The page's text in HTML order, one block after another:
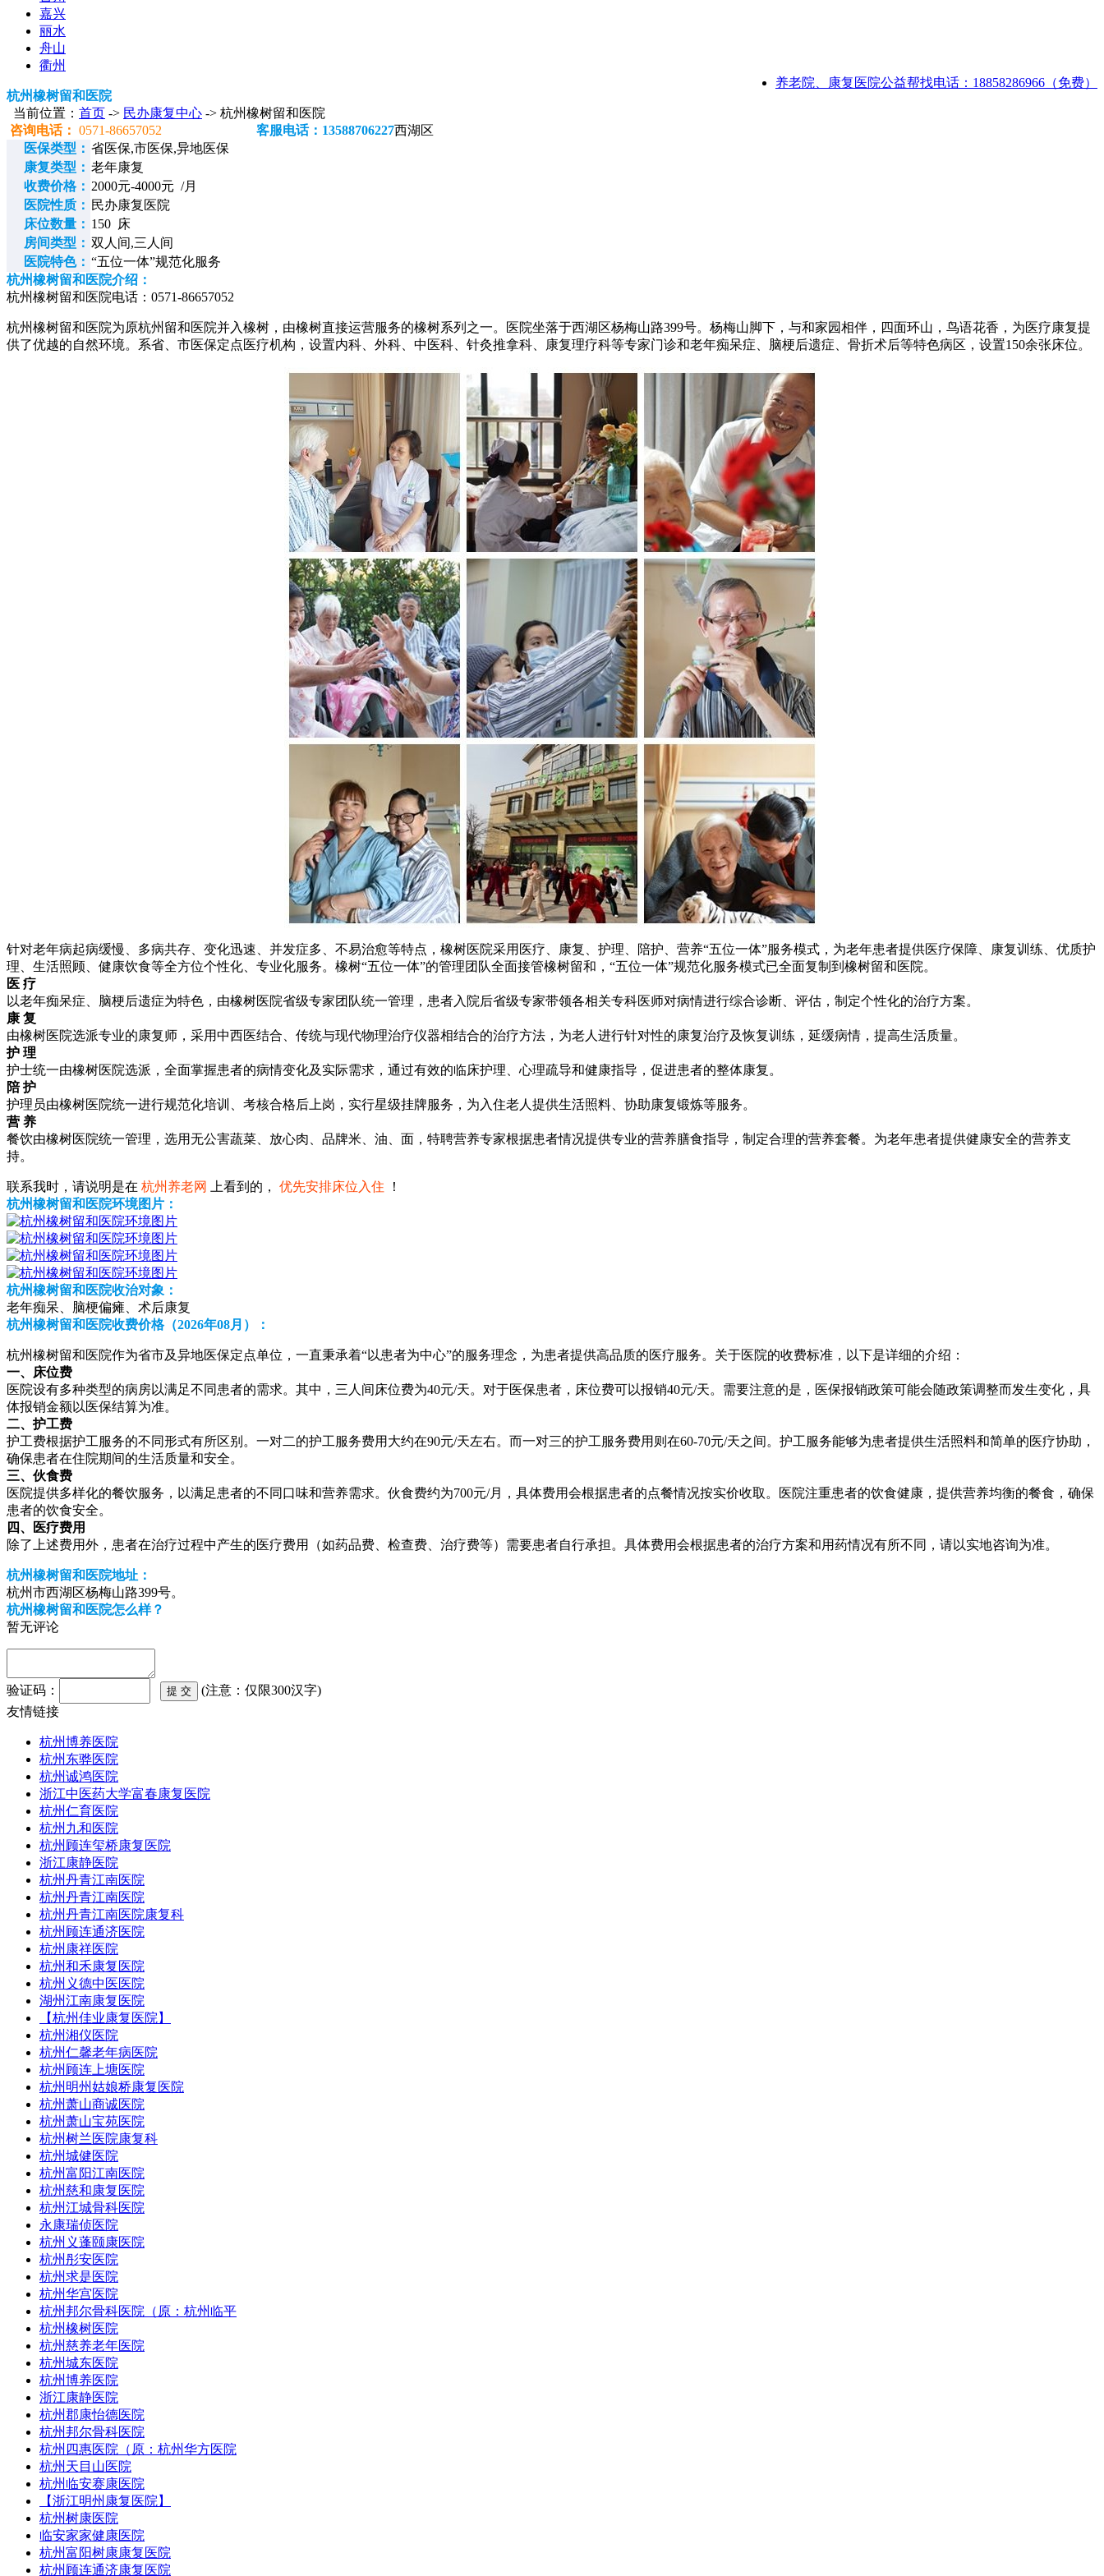
嘉兴
丽水
舟山
衢州
养老院、康复医院公益帮找电话：18858286966（免费）
杭州橡树留和医院
当前位置： 首页 -> 民办康复中心 -> 杭州橡树留和医院
咨询电话： 0571-86657052 客服电话：13588706227西湖区
医保类型： 省医保,市医保,异地医保
康复类型： 老年康复
收费价格： 2000元-4000元 /月
医院性质： 民办康复医院
床位数量： 150 床
房间类型： 双人间,三人间
医院特色： “五位一体”规范化服务
杭州橡树留和医院介绍：
杭州橡树留和医院电话：0571-86657052
杭州橡树留和医院为原杭州留和医院并入橡树，由橡树直接运营服务的橡树系列之一。医院坐落于西湖区杨梅山路399号。杨梅山脚下，与和家园相伴，四面环山，鸟语花香，为医疗康复提
供了优越的自然环境。系省、市医保定点医疗机构，设置内科、外科、中医科、针灸推拿科、康复理疗科等专家门诊和老年痴呆症、脑梗后遗症、骨折术后等特色病区，设置150余张床位。
针对老年病起病缓慢、多病共存、变化迅速、并发症多、不易治愈等特点，橡树医院采用医疗、康复、护理、陪护、营养“五位一体”服务模式，为老年患者提供医疗保障、康复训练、优质护
理、生活照顾、健康饮食等全方位个性化、专业化服务。橡树“五位一体”的管理团队全面接管橡树留和，“五位一体”规范化服务模式已全面复制到橡树留和医院。
医 疗
以老年痴呆症、脑梗后遗症为特色，由橡树医院省级专家团队统一管理，患者入院后省级专家带领各相关专科医师对病情进行综合诊断、评估，制定个性化的治疗方案。
康 复
由橡树医院选派专业的康复师，采用中西医结合、传统与现代物理治疗仪器相结合的治疗方法，为老人进行针对性的康复治疗及恢复训练，延缓病情，提高生活质量。
护 理
护士统一由橡树医院选派，全面掌握患者的病情变化及实际需求，通过有效的临床护理、心理疏导和健康指导，促进患者的整体康复。
陪 护
护理员由橡树医院统一进行规范化培训、考核合格后上岗，实行星级挂牌服务，为入住老人提供生活照料、协助康复锻炼等服务。
营 养
餐饮由橡树医院统一管理，选用无公害蔬菜、放心肉、品牌米、油、面，特聘营养专家根据患者情况提供专业的营养膳食指导，制定合理的营养套餐。为老年患者提供健康安全的营养支
持。
联系我时，请说明是在 杭州养老网 上看到的， 优先安排床位入住 ！
杭州橡树留和医院环境图片：
杭州橡树留和医院收治对象：
老年痴呆、脑梗偏瘫、术后康复
杭州橡树留和医院收费价格（2026年08月）：
杭州橡树留和医院作为省市及异地医保定点单位，一直秉承着“以患者为中心”的服务理念，为患者提供高品质的医疗服务。关于医院的收费标准，以下是详细的介绍：
一、床位费
医院设有多种类型的病房以满足不同患者的需求。其中，三人间床位费为40元/天。对于医保患者，床位费可以报销40元/天。需要注意的是，医保报销政策可能会随政策调整而发生变化，具
体报销金额以医保结算为准。
二、护工费
护工费根据护工服务的不同形式有所区别。一对二的护工服务费用大约在90元/天左右。而一对三的护工服务费用则在60-70元/天之间。护工服务能够为患者提供生活照料和简单的医疗协助，
确保患者在住院期间的生活质量和安全。
三、伙食费
医院提供多样化的餐饮服务，以满足患者的不同口味和营养需求。伙食费约为700元/月，具体费用会根据患者的点餐情况按实价收取。医院注重患者的饮食健康，提供营养均衡的餐食，确保
患者的饮食安全。
四、医疗费用
除了上述费用外，患者在治疗过程中产生的医疗费用（如药品费、检查费、治疗费等）需要患者自行承担。具体费用会根据患者的治疗方案和用药情况有所不同，请以实地咨询为准。
杭州橡树留和医院地址：
杭州市西湖区杨梅山路399号。
杭州橡树留和医院怎么样？
暂无评论
验证码：
(注意：仅限300汉字)
友情链接
杭州博养医院
杭州东骅医院
杭州诚鸿医院
浙江中医药大学富春康复医院
杭州仁育医院
杭州九和医院
杭州顾连玺桥康复医院
浙江康静医院
杭州丹青江南医院
杭州丹青江南医院
杭州丹青江南医院康复科
杭州顾连通济医院
杭州康祥医院
杭州和禾康复医院
杭州义德中医医院
湖州江南康复医院
【杭州佳业康复医院】
杭州湘仪医院
杭州仁馨老年病医院
杭州顾连上塘医院
杭州明州姑娘桥康复医院
杭州萧山商诚医院
杭州萧山宝苑医院
杭州树兰医院康复科
杭州城健医院
杭州富阳江南医院
杭州慈和康复医院
杭州江城骨科医院
永康瑞侦医院
杭州义蓬颐康医院
杭州彤安医院
杭州求是医院
杭州华宫医院
杭州邦尔骨科医院（原：杭州临平
杭州橡树医院
杭州慈养老年医院
杭州城东医院
杭州博养医院
浙江康静医院
杭州郡康怡德医院
杭州邦尔骨科医院
杭州四惠医院（原：杭州华方医院
杭州天目山医院
杭州临安赛康医院
【浙江明州康复医院】
杭州树康医院
临安家家健康医院
杭州富阳树康康复医院
杭州顾连通济康复医院